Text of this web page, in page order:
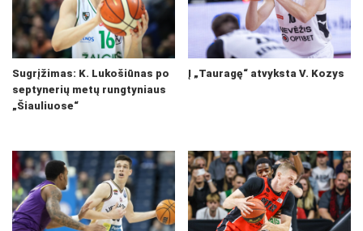
Sugrįžimas: K. Lukošiūnas po
septynerių metų rungtyniaus
„Šiauliuose“
Į „Tauragę“ atvyksta V. Kozys